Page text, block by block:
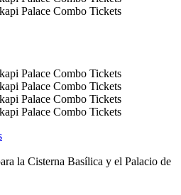
la Cisterna Basílica y el Palacio de